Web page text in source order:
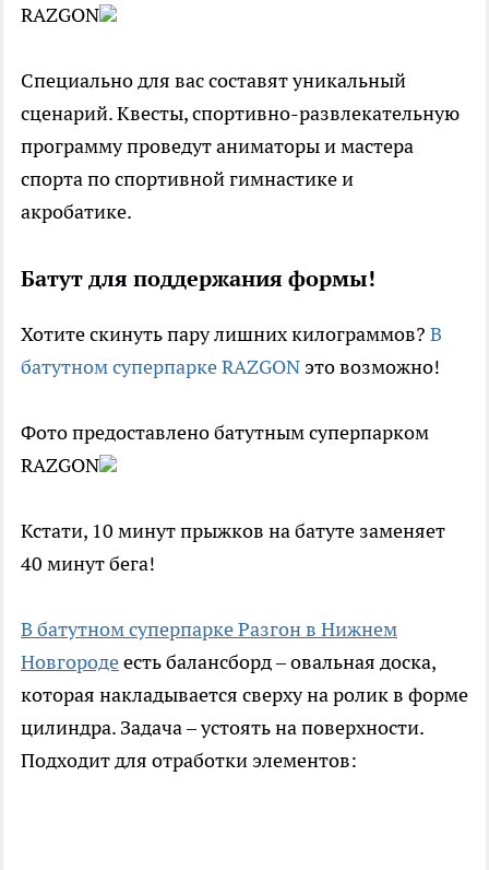
RAZGON
Специально для вас составят уникальный
сценарий. Квесты, спортивно-развлекательную
программу проведут аниматоры и мастера
спорта по спортивной гимнастике и
акробатике.
Батут для поддержания формы!
Хотите скинуть пару лишних килограммов? В
батутном суперпарке RAZGON это возможно!
Фото предоставлено батутным суперпарком
RAZGON
Кстати, 10 минут прыжков на батуте заменяет
40 минут бега!
В батутном суперпарке Разгон в Нижнем
Новгородеесть балансборд – овальная доска,
которая накладывается сверху на ролик в форме
цилиндра. Задача – устоять на поверхности.
Подходит для отработки элементов: